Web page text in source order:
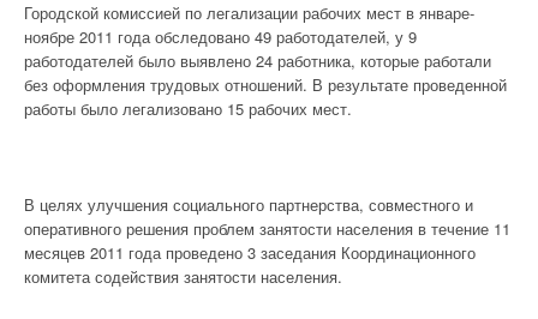
Городской комиссией по легализации рабочих мест в январе-
ноябре 2011 года обследовано 49 работодателей, у 9
работодателей было выявлено 24 работника, которые работали
без оформления трудовых отношений. В результате проведенной
работы было легализовано 15 рабочих мест.
В целях улучшения социального партнерства, совместного и
оперативного решения проблем занятости населения в течение 11
месяцев 2011 года проведено 3 заседания Координационного
комитета содействия занятости населения.